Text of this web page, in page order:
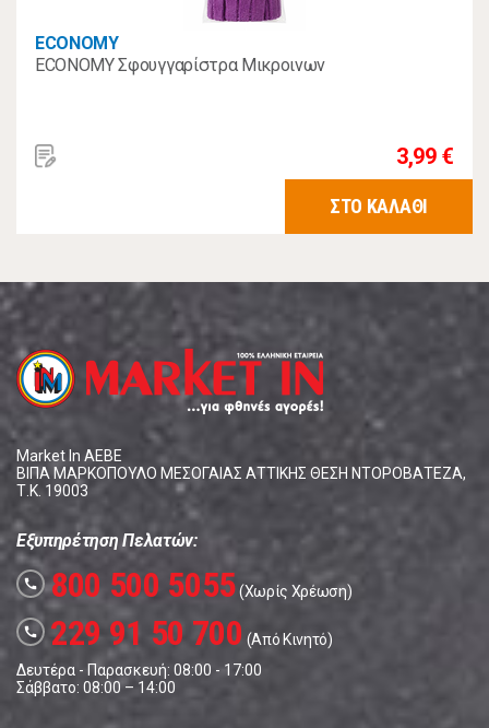
ECONOMY
ECONOMY Σφουγγαρίστρα Μικροινων
3,99 €
ΣΤΟ ΚΑΛΑΘΙ
Market In ΑΕΒΕ
ΒΙΠΑ ΜΑΡΚΟΠΟΥΛΟ ΜΕΣΟΓΑΙΑΣ ΑΤΤΙΚΗΣ ΘΕΣΗ ΝΤΟΡΟΒΑΤΕΖΑ,
Τ.Κ. 19003
Εξυπηρέτηση Πελατών:
call 800 500 5055(Χωρίς Χρέωση)
call 229 91 50 700 (Από Κινητό)
Δευτέρα - Παρασκευή: 08:00 - 17:00
Σάββατο: 08:00 – 14:00